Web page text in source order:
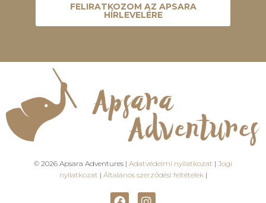
FELIRATKOZOM AZ APSARA
HÍRLEVELÉRE
© 2026 Apsara Adventures | Adatvédelmi nyilatkozat | Jogi
nyilatkozat | Általános szerződési feltételek |